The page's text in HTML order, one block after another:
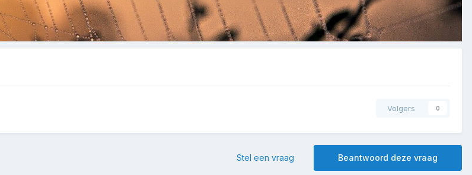
Volgers 0
Beantwoord deze vraag
Stel een vraag